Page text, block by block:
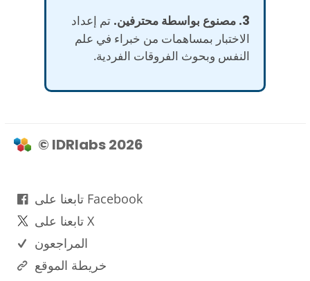
3. مصنوع بواسطة محترفين.
تم إعداد
الاختبار بمساهمات من خبراء في علم
النفس وبحوث الفروقات الفردية.
© IDRlabs 2026
تابعنا على Facebook
تابعنا على X
المراجعون
خريطة الموقع